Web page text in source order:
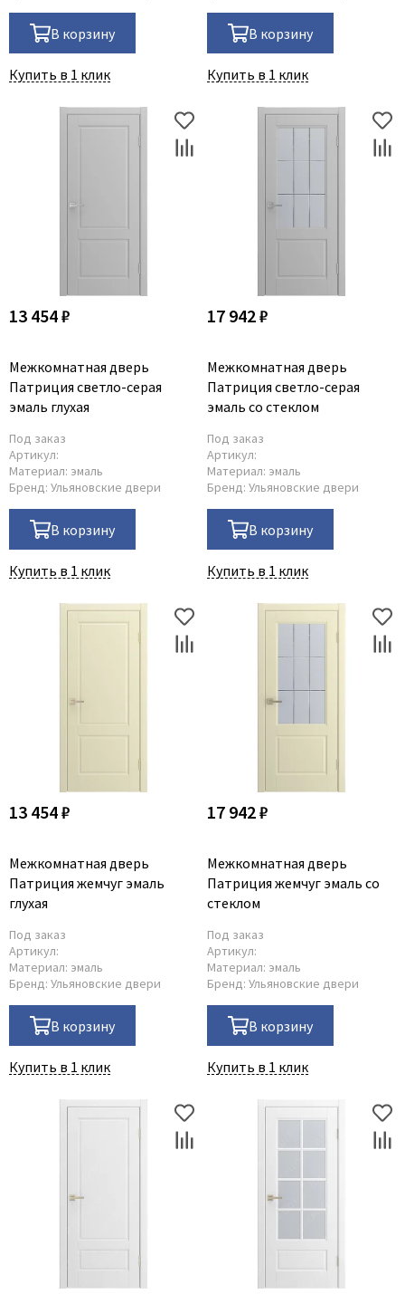
В корзину
Купить в 1 клик
В корзину
Купить в 1 клик
13 454 ₽
Межкомнатная дверь
Патриция светло-серая
эмаль глухая
Под заказ
Артикул:
Материал: эмаль
Бренд: Ульяновские двери
В корзину
Купить в 1 клик
17 942 ₽
Межкомнатная дверь
Патриция светло-серая
эмаль со стеклом
Под заказ
Артикул:
Материал: эмаль
Бренд: Ульяновские двери
В корзину
Купить в 1 клик
13 454 ₽
Межкомнатная дверь
Патриция жемчуг эмаль
глухая
Под заказ
Артикул:
Материал: эмаль
Бренд: Ульяновские двери
В корзину
Купить в 1 клик
17 942 ₽
Межкомнатная дверь
Патриция жемчуг эмаль со
стеклом
Под заказ
Артикул:
Материал: эмаль
Бренд: Ульяновские двери
В корзину
Купить в 1 клик